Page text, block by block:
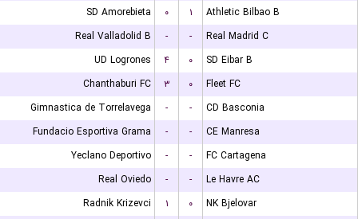
SD Amorebieta
۰ ۱
Athletic Bilbao B
Real Valladolid B
- -
Real Madrid C
UD Logrones
۴ ۰
SD Eibar B
Chanthaburi FC
۳ ۰
Fleet FC
Gimnastica de Torrelavega
- -
CD Basconia
Fundacio Esportiva Grama
- -
CE Manresa
Yeclano Deportivo
- -
FC Cartagena
Real Oviedo
- -
Le Havre AC
Radnik Krizevci
۱ ۰
NK Bjelovar